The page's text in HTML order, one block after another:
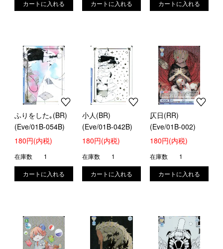
ふりをした｡(BR)
(Eve/01B-054B)
180円(内税)
在庫数 1
小人(BR)
(Eve/01B-042B)
180円(内税)
在庫数 1
仄日(RR)
(Eve/01B-002)
180円(内税)
在庫数 1